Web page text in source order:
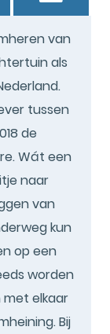
van
als
tussen
de
Wát een
naar
van
kun
op een
worden
elkaar
Bij